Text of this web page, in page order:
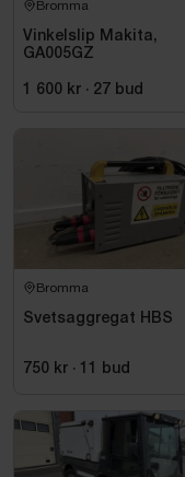
Bromma
Vinkelslip Makita,
GA005GZ
1 600 kr · 27 bud
Bromma
Svetsaggregat HBS
750 kr · 11 bud